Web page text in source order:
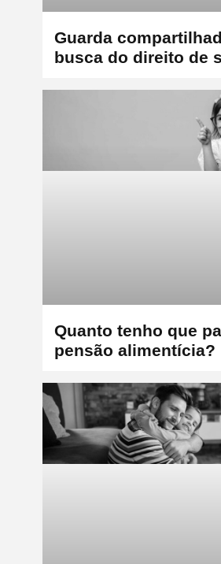
Guarda
busca do direito de
Quanto tenho que
pensão alimentícia?